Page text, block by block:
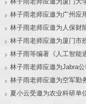
林子雨老师应邀为广州应
林子雨等编著《人工智能
林子雨老师应邀为Jabra
林子雨老师应邀为空军勤
夏小云受邀为农业科研单